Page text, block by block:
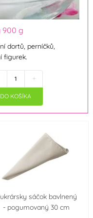
Monaco (1)
ORION
SvětCukrářů.cz
Guma (5)
900 g
dortů, perníčků,
figurek.
+
DO KOŠÍKA
sáčok bavlnený
- pogumovaný 30 cm